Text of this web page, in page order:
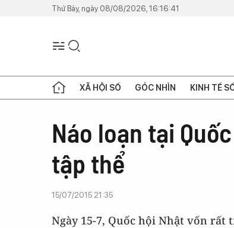
Thứ Bảy, ngày 08/08/2026, 16:16:41
XÃ HỘI SỐ GÓC NHÌN KINH TẾ
Náo loạn tại
tập thể
15/07/2015 21:35
Ngày 15-7, Quốc hội Nhật vốn